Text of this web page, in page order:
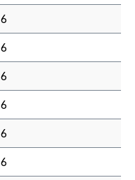
6
6
6
6
6
6